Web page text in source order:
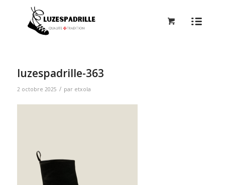
luzespadrille-363
2 octobre 2025 / par etxola